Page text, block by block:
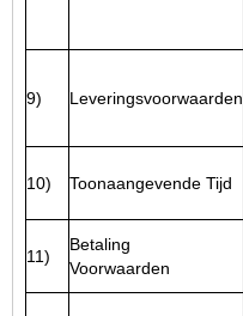
9) Leveringsvoorwaarden
10) Toonaangevende Tijd
11)
Betaling
Voorwaarden